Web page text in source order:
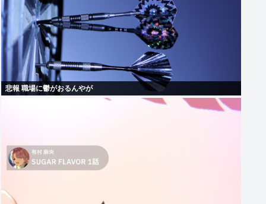
悲報 職場に鬱がおるんやが